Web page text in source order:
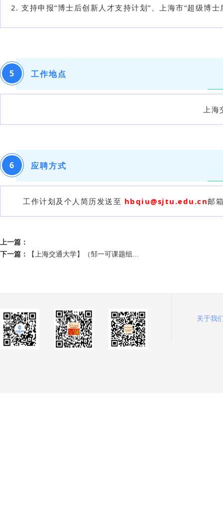
支持申报“博士后创新人才支持计划”、上海市“超级博
5 工作地点
上海
6 应聘方式
工作计划及个人简历发送至 hbqiu@sjtu.edu.cn邮
上一篇：
下一篇：
【上海交通大学】（邹一可课题组...
关于我